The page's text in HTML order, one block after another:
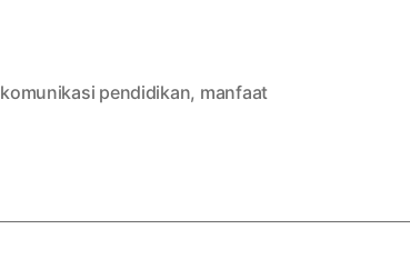
komunikasi pendidikan, manfaat